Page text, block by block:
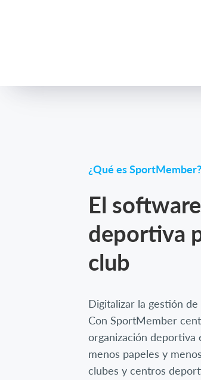
¿Qué es SportMember?
El
deportiva
club
Digitalizar la gestión
Con SportMember
organización deportiva
menos papeles y
clubes y centros